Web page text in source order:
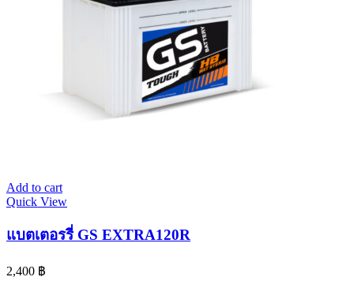
Add to cart
Quick View
แบตเตอรรี่ GS EXTRA120R
2,400 ฿